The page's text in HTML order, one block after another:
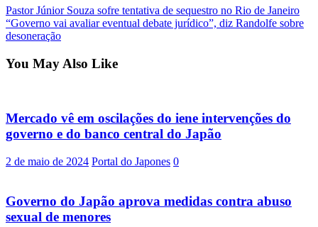
Post
navigation
Pastor Júnior Souza sofre tentativa de sequestro no Rio de Janeiro
“Governo vai avaliar eventual debate jurídico”, diz Randolfe sobre
desoneração
You May Also Like
Mercado vê em oscilações do iene intervenções do
governo e do banco central do Japão
2 de maio de 2024 Portal do Japones 0
Governo do Japão aprova medidas contra abuso
sexual de menores